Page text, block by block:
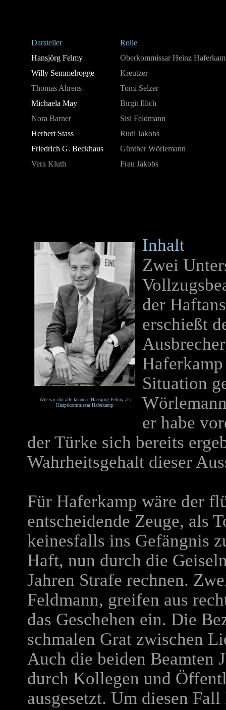
Darsteller
Rolle
Hansjörg Felmy
Oberkommissar Heinz
Willy Semmelrogge
Kreutzer
Thomas Ahrens
Tomi Selzer
Michaela May
Birgit Illich
Nora Barner
Sisi Feldmann
Herbert Stass
Rudi Jakobs
Friedrich G. Beckhaus
Günther Wörlemann
Vera Kluth
Frau Jakobs
Wie wir ihn alle kennen: Hansjörg Felmy als
Hauptkommissar Haferkamp
Inhalt
Zwei
der
erschießt
Situation
er habe
der Türke sich bereits
Wahrheitsgehalt dieser
Für Haferkamp wäre der
entscheidende Zeuge, als
keinesfalls ins Gefängnis
Haft, nun durch die
Jahren Strafe rechnen.
Feldmann, greifen aus
das Geschehen ein. Die
schmalen Grat zwischen
Auch die beiden Beamten
durch Kollegen und
ausgesetzt. Um diesen